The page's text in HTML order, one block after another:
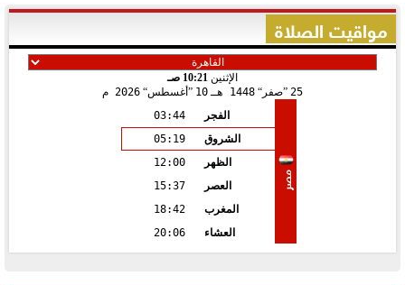
مواقيت الصلاة
الإثنين 10:21 صـ
25 صفر 1448 هـ 10 أغسطس 2026 م
مصر
الفجر
03:44
الشروق
05:19
الظهر
12:00
العصر
15:37
المغرب
18:42
العشاء
20:06